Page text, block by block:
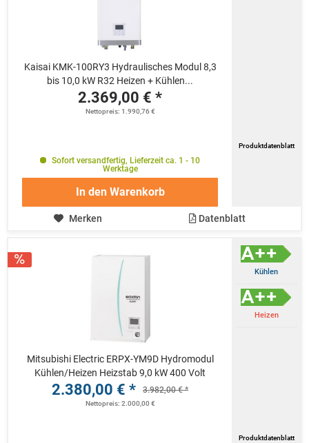
Kaisai KMK-100RY3 Hydraulisches Modul 8,3
bis 10,0 kW R32 Heizen + Kühlen...
2.369,00 € *
Nettopreis: 1.990,76 €
Produktdatenblatt
Sofort versandfertig, Lieferzeit ca. 1 - 10
Werktage
In den Warenkorb
Merken Datenblatt
Mitsubishi Electric ERPX-YM9D Hydromodul
Kühlen/Heizen Heizstab 9,0 kW 400 Volt
2.380,00 € * 3.982,00 € *
Nettopreis: 2.000,00 €
Kühlen
Heizen
Produktdatenblatt